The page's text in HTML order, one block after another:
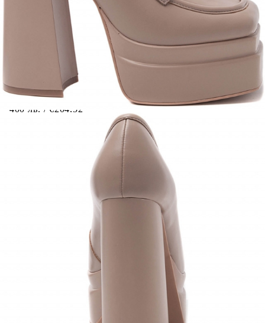
Когато плащате с NewPay, всъщност NewPay плаща
поръчката Ви вместо Вас. Вие я получавате и
разполагате с три начина да я платите към тях:
Отложено до 30 дни от момента на изпращане на
поръчката без оскъпяване. За покупки на стойност до
400 лв. / €204,52
Плащане на 4 вноски. Заплащате 20% от стойността на
поръчката си на момента с карта. Останалата сума се
разделя на 3 равни месечни вноски без оскъпяване. За
покупки на стойност до 1000 лв. / €511.31
Плащане на 6 вноски. Стойността на поръчката се
разпределя в 6 равни месечни вноски с оскъпяване. За
покупки на стойност до 2000 лв. / €1022.61
Дамски мокасини на ток и платформа в бежов цвят-
Please select credit institution
Цена на продукта: €29.00
Extraction of information from credit institutions
Предоставената таблица е с информационна цел.
Добавете продукта в количката си с бутона "Добави в
количката" и при поръчка ще можете да изберете броя